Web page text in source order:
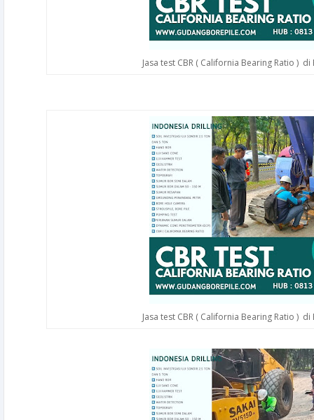
Jasa test CBR ( California Bearing Ratio )
Jasa test CBR ( California Bearing Ratio )